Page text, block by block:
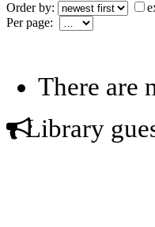
Order by:
Per page:
There are
Library